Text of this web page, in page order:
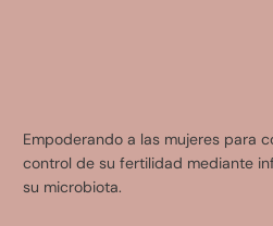
Empoderando a las mujeres para
control de su fertilidad mediante
su microbiota.